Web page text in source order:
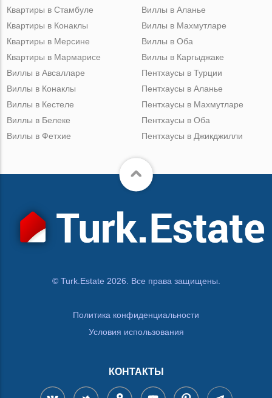
Квартиры в Стамбуле
Квартиры в Конаклы
Квартиры в Мерсине
Квартиры в Мармарисе
Виллы в Аланье
Виллы в Махмутларе
Виллы в Оба
Виллы в Каргыджаке
Виллы в Авсалларе
Виллы в Конаклы
Виллы в Кестеле
Виллы в Белеке
Виллы в Фетхие
Пентхаусы в Турции
Пентхаусы в Аланье
Пентхаусы в Махмутларе
Пентхаусы в Оба
Пентхаусы в Джикджилли
© Turk.Estate 2026. Все права защищены.
Политика конфиденциальности
Условия использования
КОНТАКТЫ